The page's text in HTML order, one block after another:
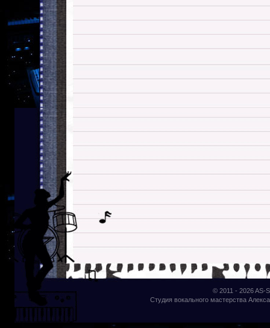
© 2011 - 2026AS-
Студия вокального мастерства